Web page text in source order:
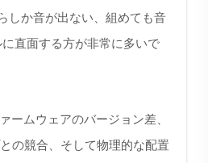
しか音が出ない、組めても音
直面する方が非常に多いで
ームウェアのバージョン差、
の競合、そして物理的な配置